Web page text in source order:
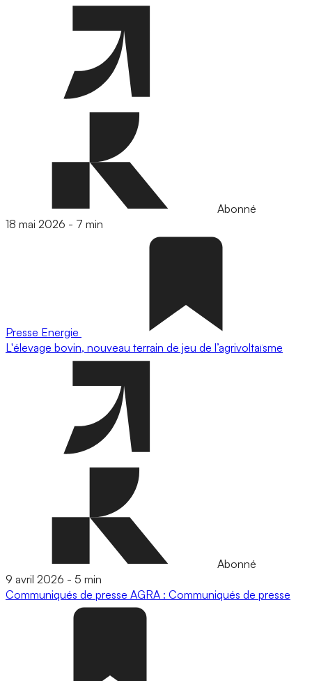
Abonné
18 mai 2026 - 7 min
Presse Energie
L'élevage bovin, nouveau terrain de jeu de l’agrivoltaïsme
Abonné
9 avril 2026 - 5 min
Communiqués de presse AGRA : Communiqués de presse